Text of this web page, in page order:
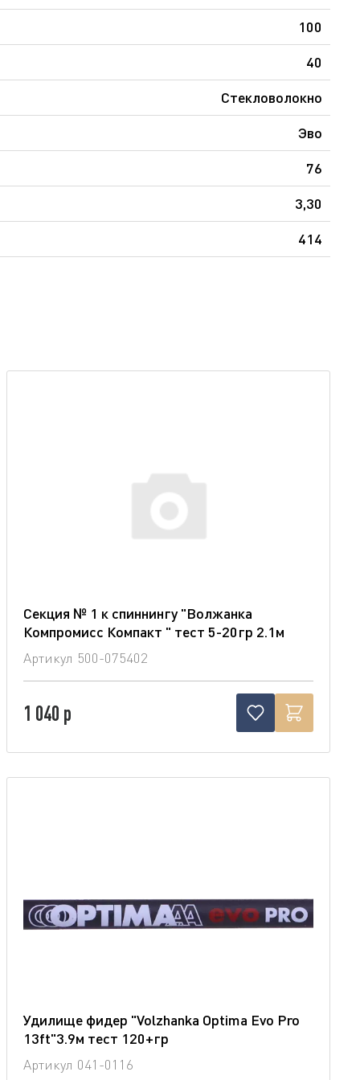
100
40
Стекловолокно
Эво
76
3,30
414
Секция № 1 к спиннингу "Волжанка
Компромисс Компакт " тест 5-20гр 2.1м
Артикул 500-075402
1 040 р
Удилище фидер "Volzhanka Optima Evo Pro
13ft"3.9м тест 120+гр
Артикул 041-0116